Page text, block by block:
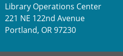
Library Operations Center
221 NE 122nd Avenue
Portland, OR 97230